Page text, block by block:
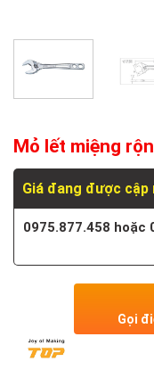
Mỏ lết miệng
Giá đang được cập
0975.877.458 hoặc
Gọi